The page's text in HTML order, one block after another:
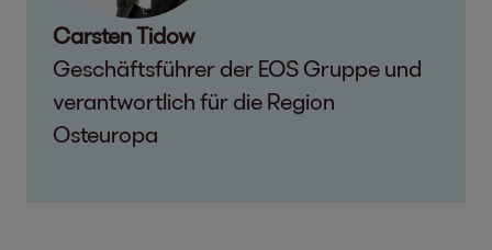
Carsten Tidow
Geschäftsführer der EOS Gruppe und
verantwortlich für die Region
Osteuropa